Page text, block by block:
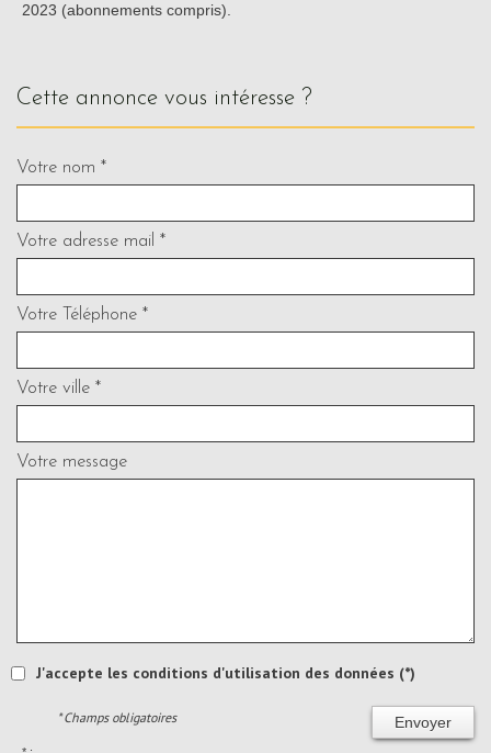
2023 (abonnements compris).
cette annonce vous intéresse ?
Votre nom *
Votre adresse mail *
Votre Téléphone *
Votre ville *
Votre message
J'accepte les conditions d'utilisation des données (*)
Envoyer
* Champs obligatoires